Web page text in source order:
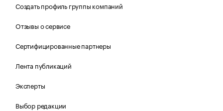
Создать профиль группы компаний
Отзывы о сервисе
Сертифицированные партнеры
Лента публикаций
Эксперты
Выбор редакции